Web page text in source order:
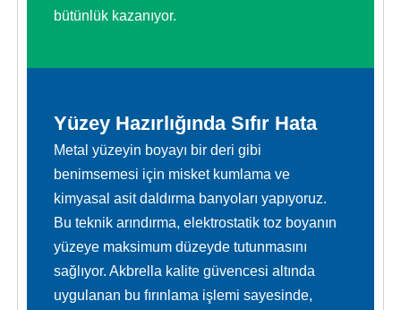
bütünlük kazanıyor.
Yüzey Hazırlığında Sıfır Hata
Metal yüzeyin boyayı bir deri gibi
benimsemesi için misket kumlama ve
kimyasal asit daldırma banyoları yapıyoruz.
Bu teknik arındırma, elektrostatik toz boyanın
yüzeye maksimum düzeyde tutunmasını
sağlıyor. Akbrella kalite güvencesi altında
uygulanan bu fırınlama işlemi sayesinde,